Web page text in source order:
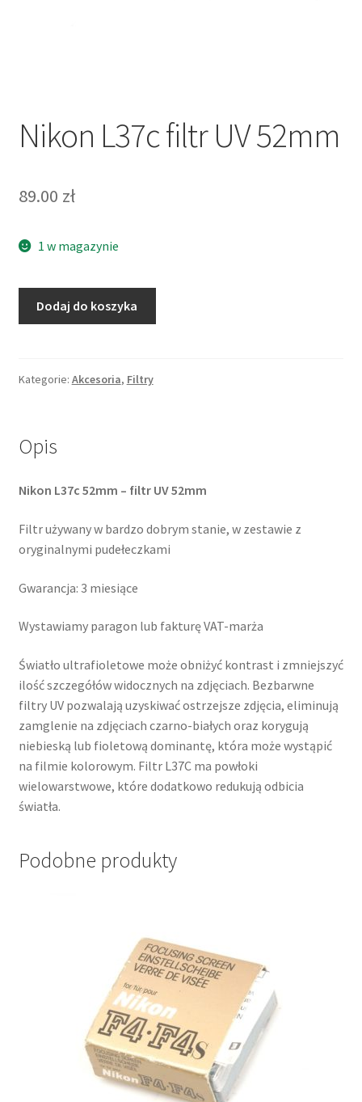
Nikon L37c filtr UV 52mm
89.00 zł
1 w magazynie
UV
Dodaj do koszyka
Kategorie: Akcesoria, Filtry
Opis
Nikon L37c 52mm – filtr UV 52mm
Filtr używany w bardzo dobrym stanie, w zestawie z
oryginalnymi pudełeczkami
Gwarancja: 3 miesiące
Wystawiamy paragon lub fakturę VAT-marża
Światło ultrafioletowe może obniżyć kontrast i zmniejszyć
ilość szczegółów widocznych na zdjęciach. Bezbarwne
filtry UV pozwalają uzyskiwać ostrzejsze zdjęcia, eliminują
zamglenie na zdjęciach czarno-białych oraz korygują
niebieską lub fioletową dominantę, która może wystąpić
na filmie kolorowym. Filtr L37C ma powłoki
wielowarstwowe, które dodatkowo redukują odbicia
światła.
Podobne produkty